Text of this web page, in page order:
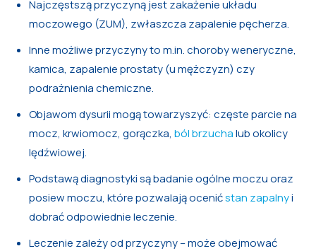
Najczęstszą przyczyną jest zakażenie układu
moczowego (ZUM), zwłaszcza zapalenie pęcherza.
Inne możliwe przyczyny to m.in. choroby weneryczne,
kamica, zapalenie prostaty (u mężczyzn) czy
podrażnienia chemiczne.
Objawom dysurii mogą towarzyszyć: częste parcie na
mocz, krwiomocz, gorączka, ból brzuchalub okolicy
lędźwiowej.
Podstawą diagnostyki są badanie ogólne moczu oraz
posiew moczu, które pozwalają ocenićstan zapalnyi
dobrać odpowiednie leczenie.
Leczenie zależy od przyczyny – może obejmować